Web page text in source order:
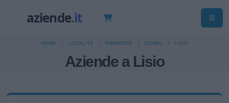
Aziende a Lisio
HOME LOCALITÀ PIEMONTE CUNEO LISIO